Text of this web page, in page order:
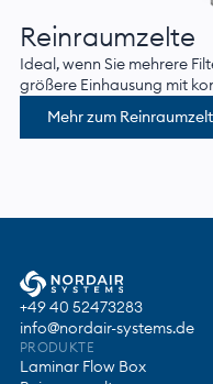
Reinraumzelte
Ideal, wenn Sie mehrere
größere Einhausung mit
Mehr zum Reinraumzelt
+49 40 52473283
info@nordair-systems.de
PRODUKTE
Laminar Flow Box